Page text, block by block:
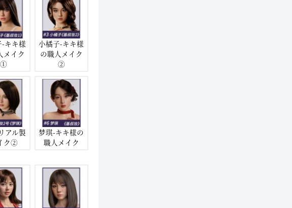
キキ様
メイク
①
小橘子-キキ様
の職人メイク
②
アル製
ク②
梦琪-キキ様の
職人メイク